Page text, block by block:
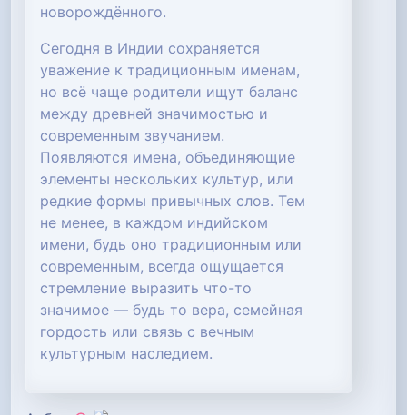
новорождённого.
Сегодня в Индии сохраняется
уважение к традиционным именам,
но всё чаще родители ищут баланс
между древней значимостью и
современным звучанием.
Появляются имена, объединяющие
элементы нескольких культур, или
редкие формы привычных слов. Тем
не менее, в каждом индийском
имени, будь оно традиционным или
современным, всегда ощущается
стремление выразить что-то
значимое — будь то вера, семейная
гордость или связь с вечным
культурным наследием.